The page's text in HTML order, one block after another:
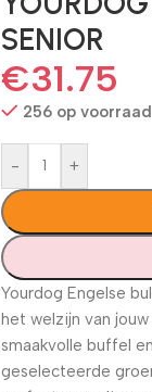
SENIOR
€31.75
256 op voorraad
- +
Yourdog Engelse
het welzijn van
smaakvolle buffel
geselecteerde